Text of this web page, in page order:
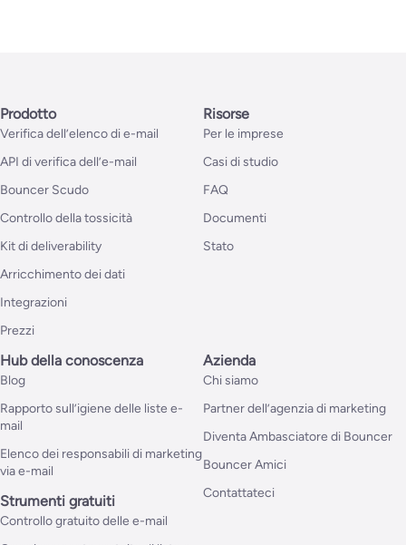
Prodotto
Verifica dell’elenco di e-mail
API di verifica dell’e-mail
Bouncer Scudo
Controllo della tossicità
Kit di deliverability
Arricchimento dei dati
Integrazioni
Prezzi
Risorse
Per le imprese
Casi di studio
FAQ
Documenti
Stato
Hub della conoscenza
Blog
Rapporto sull’igiene delle liste e-
mail
Elenco dei responsabili di marketing
via e-mail
Strumenti gratuiti
Controllo gratuito delle e-mail
Azienda
Chi siamo
Partner dell’agenzia di marketing
Diventa Ambasciatore di Bouncer
Bouncer Amici
Contattateci